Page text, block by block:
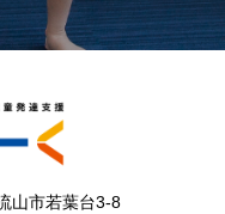
山市若葉台3-8